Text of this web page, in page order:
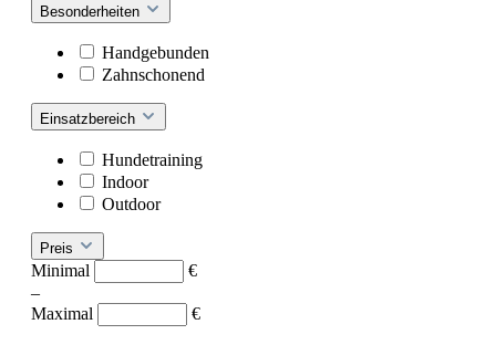
Besonderheiten
Handgebunden
Zahnschonend
Einsatzbereich
Hundetraining
Indoor
Outdoor
Preis
Minimal
€
–
Maximal
€